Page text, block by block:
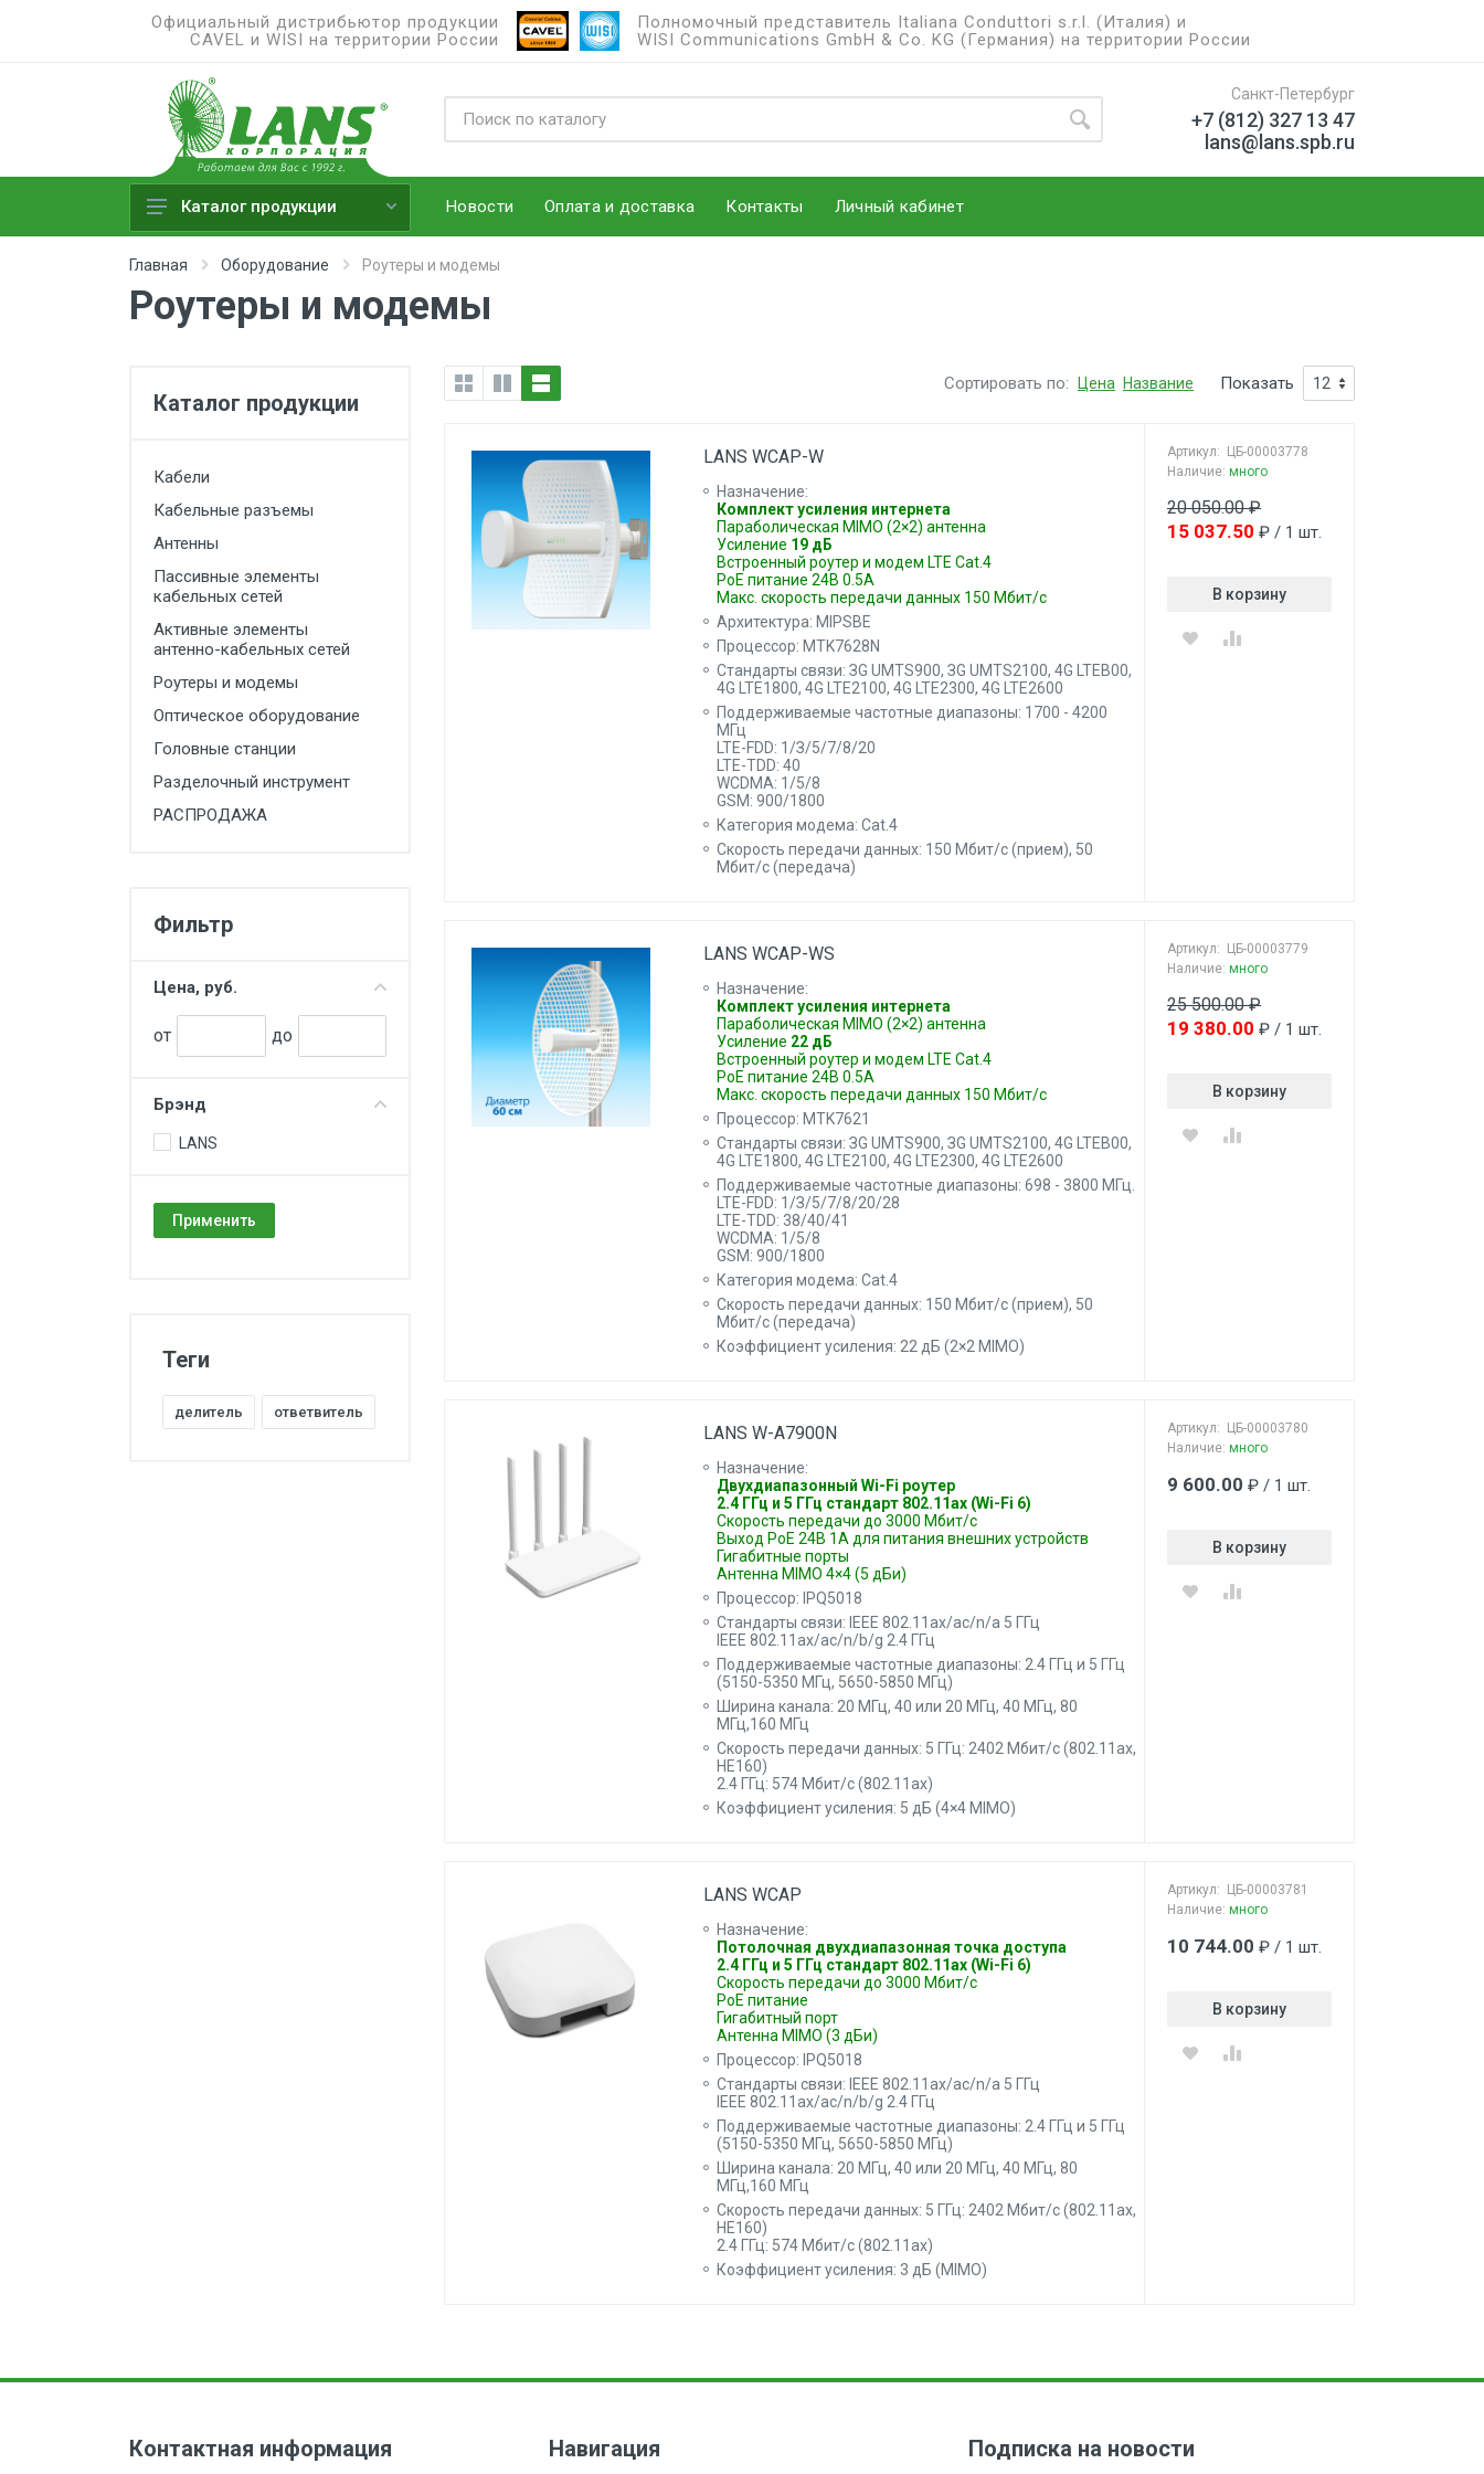
Официальный дистрибьютор продукции
CAVEL и WISI на территории России
Полномочный представитель Italiana Conduttori s.r.l. (Италия) и
WISI Communications GmbH & Co. KG (Германия) на территории России
Санкт-Петербург
+7 (812) 327 13 47
lans@lans.spb.ru
Кабели
Кабельные разъемы
кабельных сетей
Головные станции
РАСПРОДАЖА
Каталог продукции Новости Оплата и доставка Контакты Личный кабинет
Главная Оборудование Роутеры и модемы
Роутеры и модемы
Каталог продукции
Кабели
Кабельные разъемы
Антенны
Пассивные элементы
кабельных сетей
Активные элементы
антенно-кабельных сетей
Роутеры и модемы
Оптическое оборудование
Головные станции
Разделочный инструмент
РАСПРОДАЖА
Фильтр
Цена, руб.
от до
Брэнд
LANS
Применить
Теги
делитель ответвитель
Сортировать по: Цена Название Показать
LANS WCAP-W
Назначение:
Комплект усиления интернета
Параболическая MIMO (2×2) антенна
Усиление 19 дБ
Встроенный роутер и модем LTE Cat.4
PoE питание 24В 0.5A
Макс. скорость передачи данных 150 Мбит/с
Архитектура: MIPSBE
Процессор: MTK7628N
Стандарты связи: ЗG UMTS900, ЗG UMTS2100, 4G LTEB00,
4G LTE1800, 4G LTE2100, 4G LTE2300, 4G LTE2600
Поддерживаемые частотные диапазоны: 1700 - 4200
МГц
LTE-FDD: 1/З/5/7/8/20
LTE-TDD: 40
WCDMA: 1/5/8
GSM: 900/1800
Категория модема: Cat.4
Скорость передачи данных: 150 Мбит/c (прием), 50
Мбит/c (передача)
Артикул:
ЦБ-00003778
Наличие: много
20 050.00 ₽
15 037.50 ₽ / 1 шт.
В корзину
LANS WCAP-WS
Назначение:
Комплект усиления интернета
Параболическая MIMO (2×2) антенна
Усиление 22 дБ
Встроенный роутер и модем LTE Cat.4
PoE питание 24В 0.5A
Макс. скорость передачи данных 150 Мбит/с
Процессор: MTK7621
Стандарты связи: ЗG UMTS900, ЗG UMTS2100, 4G LTEB00,
4G LTE1800, 4G LTE2100, 4G LTE2300, 4G LTE2600
Поддерживаемые частотные диапазоны: 698 - 3800 МГц.
LTE-FDD: 1/З/5/7/8/20/28
LTE-TDD: 38/40/41
WCDMA: 1/5/8
GSM: 900/1800
Категория модема: Cat.4
Скорость передачи данных: 150 Мбит/c (прием), 50
Мбит/c (передача)
Коэффициент усиления: 22 дБ (2×2 MIMO)
Артикул:
ЦБ-00003779
Наличие: много
25 500.00 ₽
19 380.00 ₽ / 1 шт.
В корзину
LANS W-A7900N
Назначение:
Двухдиапазонный Wi-Fi роутер
2.4 ГГц и 5 ГГц стандарт 802.11ax (Wi-Fi 6)
Скорость передачи до 3000 Мбит/с
Выход PoE 24В 1А для питания внешних устройств
Гигабитные порты
Антенна MIMO 4×4 (5 дБи)
Процессор: IPQ5018
Стандарты связи: IEEE 802.11ax/ac/n/a 5 ГГц
IEEE 802.11ax/aс/n/b/g 2.4 ГГц
Поддерживаемые частотные диапазоны: 2.4 ГГц и 5 ГГц
(5150-5350 МГц, 5650-5850 МГц)
Ширина канала: 20 МГц, 40 или 20 МГц, 40 МГц, 80
МГц,160 МГц
Скорость передачи данных: 5 ГГц: 2402 Мбит/с (802.11ax,
HE160)
2.4 ГГц: 574 Мбит/с (802.11ax)
Коэффициент усиления: 5 дБ (4×4 MIMO)
Артикул:
ЦБ-00003780
Наличие: много
9 600.00 ₽ / 1 шт.
В корзину
LANS WCAP
Назначение:
Потолочная двухдиапазонная точка доступа
2.4 ГГц и 5 ГГц стандарт 802.11ax (Wi-Fi 6)
Скорость передачи до 3000 Мбит/с
PoE питание
Гигабитный порт
Антенна MIMO (3 дБи)
Процессор: IPQ5018
Стандарты связи: IEEE 802.11ax/ac/n/a 5 ГГц
IEEE 802.11ax/aс/n/b/g 2.4 ГГц
Поддерживаемые частотные диапазоны: 2.4 ГГц и 5 ГГц
(5150-5350 МГц, 5650-5850 МГц)
Ширина канала: 20 МГц, 40 или 20 МГц, 40 МГц, 80
МГц,160 МГц
Скорость передачи данных: 5 ГГц: 2402 Мбит/с (802.11ax,
HE160)
2.4 ГГц: 574 Мбит/с (802.11ax)
Коэффициент усиления: 3 дБ (MIMO)
Артикул:
ЦБ-00003781
Наличие: много
10 744.00 ₽ / 1 шт.
В корзину
Контактная информация Навигация Подписка на новости